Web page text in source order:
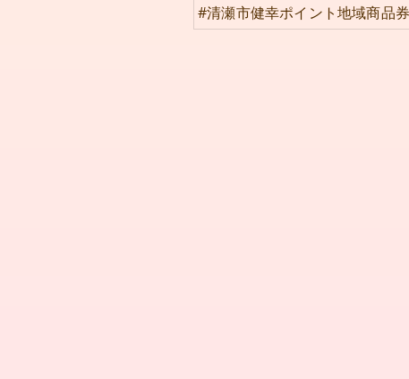
#清瀬市健幸ポイント地域商品券